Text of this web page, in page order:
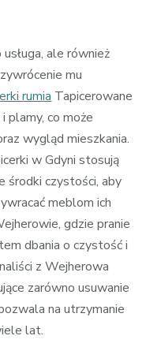
ale również
mu
rumia Tapicerowane
plamy, co może
wygląd mieszkania.
w Gdyni stosują
środki czystości, aby
meblom ich
gdzie pranie
dbania o czystość i
z Wejherowa
zarówno usuwanie
na utrzymanie
lat.